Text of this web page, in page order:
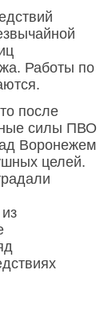
Работы по
после
силы ПВО
Воронежем
целей.